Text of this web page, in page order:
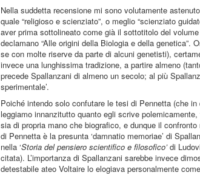
Nella suddetta recensione mi sono volutamente
quale “religioso e scienziato”, o meglio “scienziato
aver prima sottolineato come già il sottotitolo del
declamano “Alle origini della Biologia e della genetica”.
se con molte riserve da parte di alcuni genetisti),
invece una lunghissima tradizione, a partire almeno
precede Spallanzani di almeno un secolo; al più
sperimentale’.
Poiché intendo solo confutare le tesi di Pennetta (che
leggiamo innanzitutto quanto egli scrive
sia di propria mano che biografico, e dunque il
di Pennetta è la presunta ‘damnatio memoriae’ di
nella ‘Storia del pensiero scientifico e filosofico’di
citata). L’importanza di Spallanzani sarebbe invece
detestabile ateo Voltaire lo elogiava personalmente